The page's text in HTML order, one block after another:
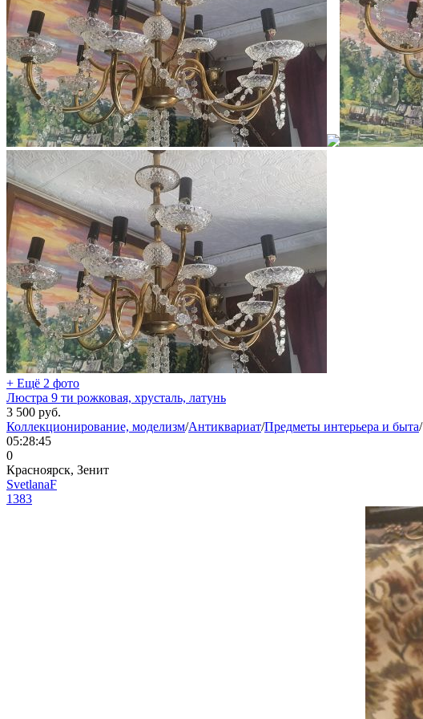
+ Ещё 2 фото
Люстра 9 ти рожковая, хрусталь, латунь
3 500 руб.
Коллекционирование, моделизм/Антиквариат/Предметы интерьера и быта/
05:28:45
0
Красноярск, Зенит
SvetlanaF
1383